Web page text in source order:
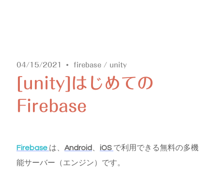
04/15/2021 firebase / unity
[unity]はじめての
Firebase
Firebase は、 Android iOS で利用できる無料の多機
能サーバー（エンジン）です。